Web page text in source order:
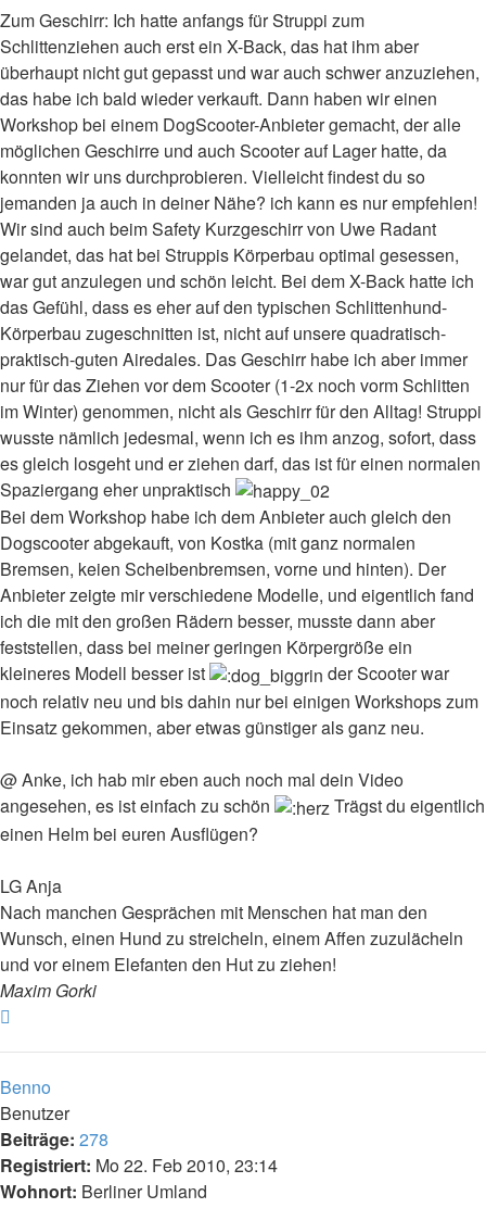
Zum Geschirr: Ich hatte anfangs für Struppi zum
Schlittenziehen auch erst ein X-Back, das hat ihm aber
überhaupt nicht gut gepasst und war auch schwer anzuziehen,
das habe ich bald wieder verkauft. Dann haben wir einen
Workshop bei einem DogScooter-Anbieter gemacht, der alle
möglichen Geschirre und auch Scooter auf Lager hatte, da
konnten wir uns durchprobieren. Vielleicht findest du so
jemanden ja auch in deiner Nähe? ich kann es nur empfehlen!
Wir sind auch beim Safety Kurzgeschirr von Uwe Radant
gelandet, das hat bei Struppis Körperbau optimal gesessen,
war gut anzulegen und schön leicht. Bei dem X-Back hatte ich
das Gefühl, dass es eher auf den typischen Schlittenhund-
Körperbau zugeschnitten ist, nicht auf unsere quadratisch-
praktisch-guten Airedales. Das Geschirr habe ich aber immer
nur für das Ziehen vor dem Scooter (1-2x noch vorm Schlitten
im Winter) genommen, nicht als Geschirr für den Alltag! Struppi
wusste nämlich jedesmal, wenn ich es ihm anzog, sofort, dass
es gleich losgeht und er ziehen darf, das ist für einen normalen
Spaziergang eher unpraktisch
Bei dem Workshop habe ich dem Anbieter auch gleich den
Dogscooter abgekauft, von Kostka (mit ganz normalen
Bremsen, keien Scheibenbremsen, vorne und hinten). Der
Anbieter zeigte mir verschiedene Modelle, und eigentlich fand
ich die mit den großen Rädern besser, musste dann aber
feststellen, dass bei meiner geringen Körpergröße ein
kleineres Modell besser ist
der Scooter war
noch relativ neu und bis dahin nur bei einigen Workshops zum
Einsatz gekommen, aber etwas günstiger als ganz neu.
@ Anke, ich hab mir eben auch noch mal dein Video
angesehen, es ist einfach zu schön
Trägst du eigentlich
einen Helm bei euren Ausflügen?
LG Anja
Nach manchen Gesprächen mit Menschen hat man den
Wunsch, einen Hund zu streicheln, einem Affen zuzulächeln
und vor einem Elefanten den Hut zu ziehen!
Maxim Gorki
Benno
Benutzer
Beiträge: 278
Registriert: Mo 22. Feb 2010, 23:14
Wohnort: Berliner Umland